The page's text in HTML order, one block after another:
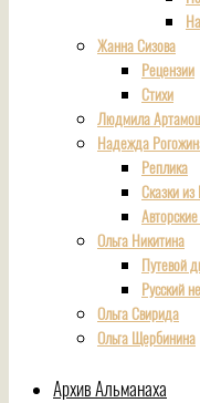
Жанна Сизова
Рецензии
Стихи
Людмила
Надежда
Реплика
Сказки
Ольга Никитина
Путевой
Русский
Ольга Свирида
Ольга Щербинина
Архив Альманаха